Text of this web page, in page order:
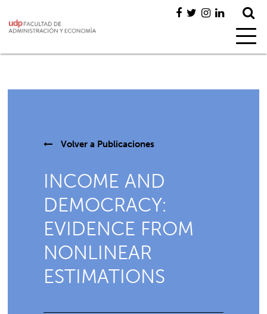
Volver a Publicaciones
INCOME AND
DEMOCRACY:
EVIDENCE FROM
NONLINEAR
ESTIMATIONS